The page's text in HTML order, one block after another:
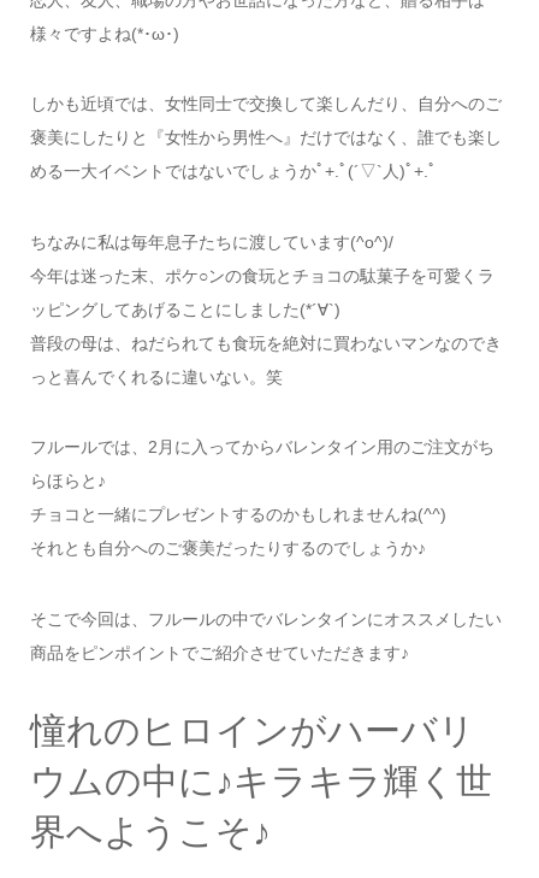
様々ですよね(*･ω･)
しかも近頃では、女性同士で交換して楽しんだり、自分へのご
褒美にしたりと『女性から男性へ』だけではなく、誰でも楽し
める一大イベントではないでしょうかﾟ+.ﾟ(´▽`人)ﾟ+.ﾟ
ちなみに私は毎年息子たちに渡しています(^o^)/
今年は迷った末、ポケ○ンの食玩とチョコの駄菓子を可愛くラ
ッピングしてあげることにしました(*´∀`)
普段の母は、ねだられても食玩を絶対に買わないマンなのでき
っと喜んでくれるに違いない。笑
フルールでは、2月に入ってからバレンタイン用のご注文がち
らほらと♪
チョコと一緒にプレゼントするのかもしれませんね(^^)
それとも自分へのご褒美だったりするのでしょうか♪
そこで今回は、フルールの中でバレンタインにオススメしたい
商品をピンポイントでご紹介させていただきます♪
憧れのヒロインがハーバリ
ウムの中に♪キラキラ輝く世
界へようこそ♪